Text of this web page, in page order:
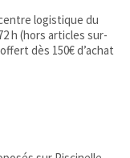
logistique du
h (hors articles sur-
dès 150€ d’achat